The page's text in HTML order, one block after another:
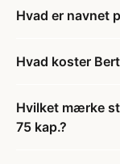
Hvad er navnet
Hvad koster
Hvilket mærke
75 kap.?